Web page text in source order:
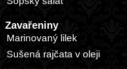
Zavařeniny
Marinovaný lilek
Sušená rajčata v oleji